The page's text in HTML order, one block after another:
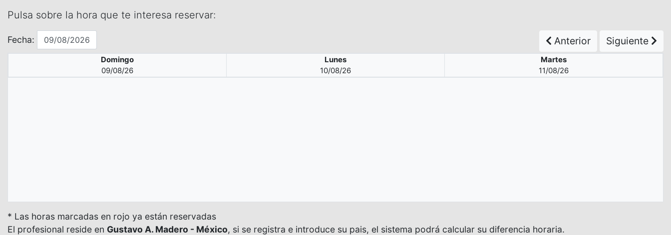
Pulsa sobre la hora que te interesa reservar:
Fecha: Anterior Siguiente
Domingo
09/08/26
Lunes
10/08/26
Martes
11/08/26
* Las horas marcadas en rojo ya están reservadas
El profesional reside en Gustavo A. Madero - México, si se registra e introduce su pais, el sistema podrá calcular su diferencia horaria.